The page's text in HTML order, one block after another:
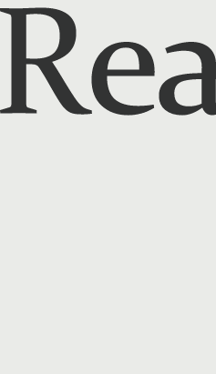
Reads - 読書のSNS＆記録ア